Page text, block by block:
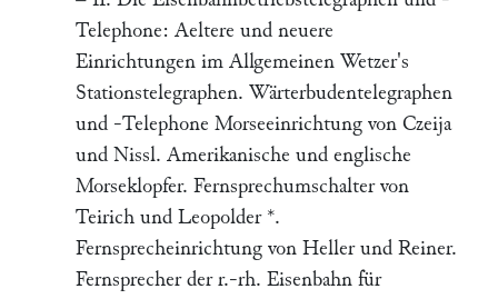
Telephone: Aeltere und neuere
Einrichtungen im Allgemeinen Wetzer's
Stationstelegraphen. Wärterbudentelegraphen
und -Telephone Morseeinrichtung von Czeija
und Nissl. Amerikanische und englische
Morseklopfer. Fernsprechumschalter von
Teirich und Leopolder *.
Fernsprecheinrichtung von Heller und Reiner.
Fernsprecher der r.-rh. Eisenbahn für